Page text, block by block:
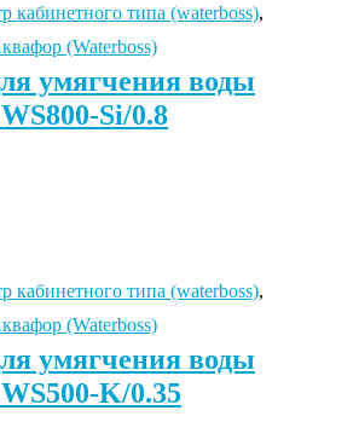
кабинетного типа (waterboss),
(Waterboss)
умягчения воды
Si/0.8
кабинетного типа (waterboss),
(Waterboss)
умягчения воды
K/0.35